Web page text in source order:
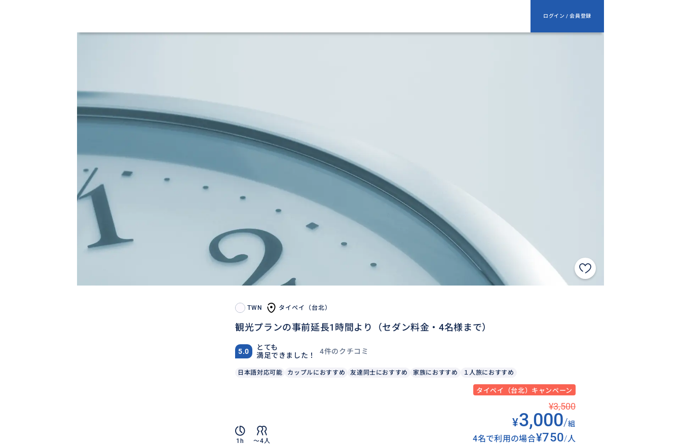
ログイン / 会員登録
TWN タイペイ（台北）
観光プランの事前延長1時間より（セダン料金・4名様まで）
5.0
とても
満足できました！
4件のクチコミ
日本語対応可能 カップルにおすすめ 友達同士におすすめ 家族におすすめ １人旅におすすめ
タイペイ（台北）キャンペーン
1h 〜4人
¥3,500
¥3,000/組
4名で利用の場合 ¥750/人